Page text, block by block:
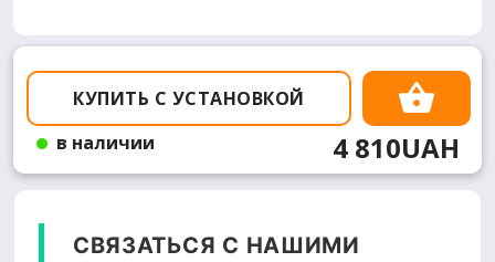
КУПИТЬ С УСТАНОВКОЙ
в наличии
4 810UAH
СВЯЗАТЬСЯ С НАШИМИ